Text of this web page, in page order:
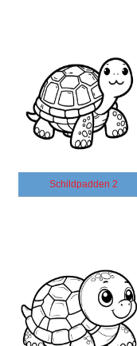
Schildpadden 2